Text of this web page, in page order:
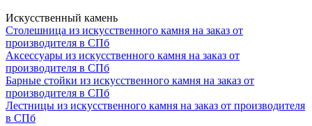
Искусственный камень
Столешница из искусственного камня на заказ от
производителя в СПб
Аксессуары из искусственного камня на заказ от
производителя в СПб
Барные стойки из искусственного камня на заказ от
производителя в СПб
Лестницы из искусственного камня на заказ от производителя
в СПб